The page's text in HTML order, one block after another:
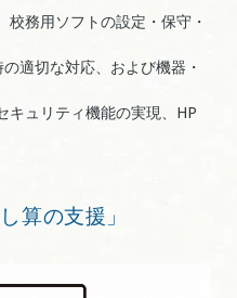
務用ソフトの設定・保守・
適切な対応、および機器・
キュリティ機能の実現、HP
算の支援」